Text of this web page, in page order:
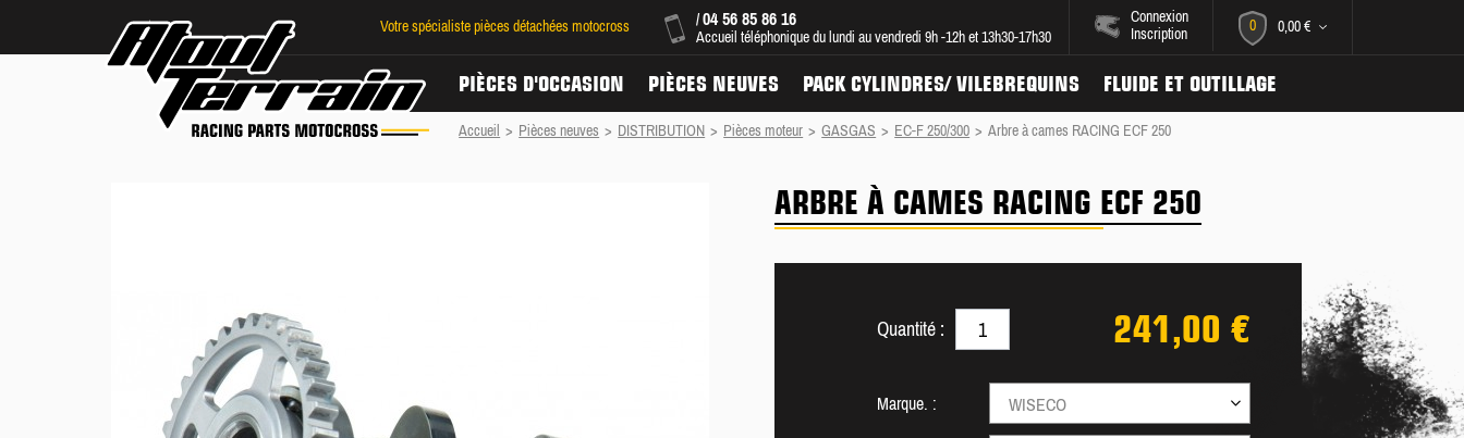
0 0,00 €
Connexion
Inscription
/04 56 85 86 16
Accueil téléphonique du lundi au vendredi 9h -12h et 13h30-17h30
Votre spécialiste pièces détachées motocross
PIÈCES D'OCCASION PIÈCES NEUVES PACK CYLINDRES/ VILEBREQUINS FLUIDE ET OUTILLAGE
Accueil > Pièces neuves > DISTRIBUTION > Pièces moteur > GASGAS > EC-F 250/300 > Arbre à cames RACING ECF 250
ARBRE À CAMES RACING ECF 250
241,00 €
Quantité :
Marque. : WISECO